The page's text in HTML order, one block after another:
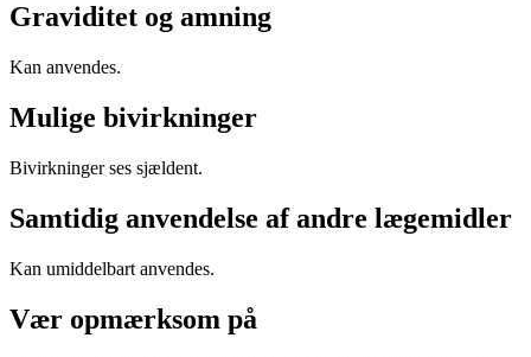
Graviditet og amning
Kan anvendes.
Mulige bivirkninger
Bivirkninger ses sjældent.
Samtidig anvendelse af andre lægemidler
Kan umiddelbart anvendes.
Vær opmærksom på